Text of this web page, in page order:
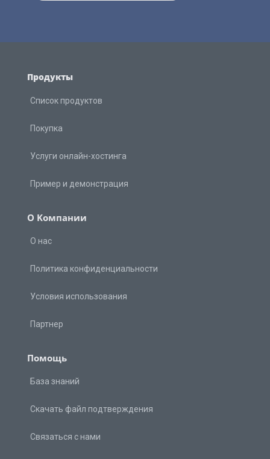
Продукты
Список продуктов
Покупка
Услуги онлайн-хостинга
Пример и демонстрация
О Kомпании
О нас
Политика конфиденциальности
Условия использования
Партнер
Помощь
База знаний
Скачать файл подтверждения
Связаться с нами